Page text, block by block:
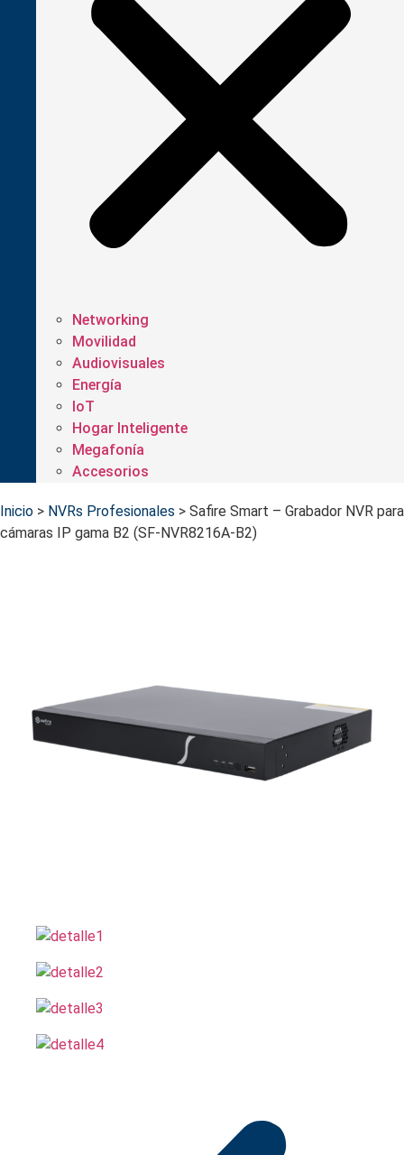
Networking
Movilidad
Audiovisuales
Energía
IoT
Hogar Inteligente
Megafonía
Accesorios
Inicio > NVRs Profesionales > Safire Smart – Grabador NVR para
cámaras IP gama B2 (SF-NVR8216A-B2)